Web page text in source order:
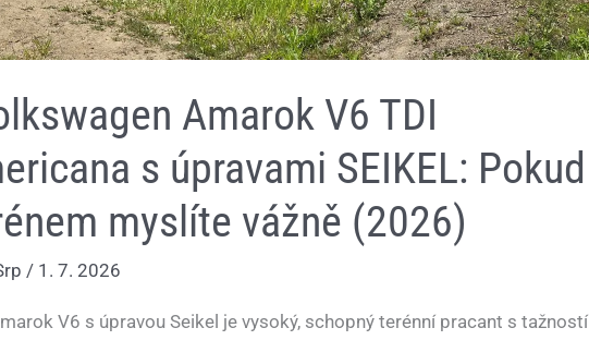
Amarok V6 TDI
s úpravami SEIKEL: Pokud
myslíte vážně (2026)
/ 1. 7. 2026
V6 s úpravou Seikel je vysoký, schopný terénní pracant s tažností